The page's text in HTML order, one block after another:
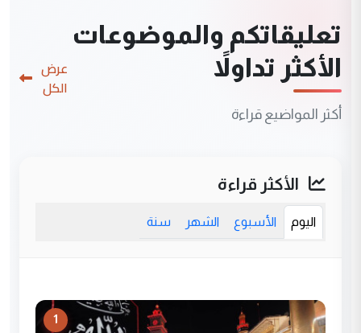
تعليقاتكم والموضوعات
الأكثر تداولاً
أكثر المواضيع قراءة
عرض
الكل
الأكثر قراءة
اليوم الأسبوع الشهر سنة
1